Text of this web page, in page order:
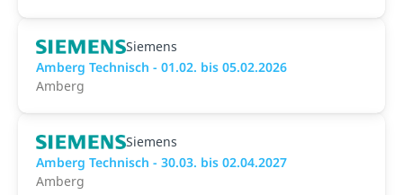
Siemens
Amberg Technisch - 01.02. bis 05.02.2026
Amberg
Siemens
Amberg Technisch - 30.03. bis 02.04.2027
Amberg